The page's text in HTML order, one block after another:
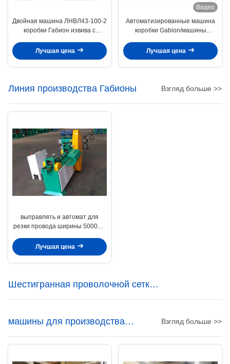
Двойная машина ЛНВЛ43-100-2
коробки Габион извива с
системой
Лучшая цена
Видео
Автоматизированные машина
коробки Gabion/машины
сетки 80 x 100mm
Лучшая цена
Линия производства Габионы Взгляд больше >>
выправлять и автомат для
резки провода ширины 5000мм
5.0мм
Лучшая цена
Шестигранная проволочной сетки
машины
машины для производства
габионов
Взгляд больше >>